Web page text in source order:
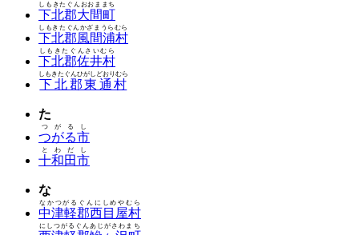
下北郡大間町
しもきたぐんおおままち
下北郡風間浦村
しもきたぐんかざまうらむら
下北郡佐井村
しもきたぐんさいむら
下北郡東通村
しもきたぐんひがしどおりむら
た
つがる市
つがるし
十和田市
とわだし
な
中津軽郡西目屋村
なかつがるぐんにしめやむら
にしつがるぐんあじがさわまち